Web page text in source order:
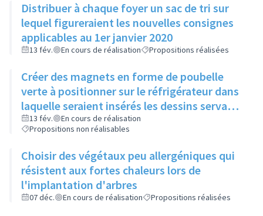
Distribuer à chaque foyer un sac de tri sur
lequel figureraient les nouvelles consignes
applicables au 1er janvier 2020
13 fév. En cours de réalisation Propositions réalisées
Créer des magnets en forme de poubelle
verte à positionner sur le réfrigérateur dans
laquelle seraient insérés les dessins servant
de consignes pour le tri
13 fév.
En cours de réalisation
Propositions non réalisables
Choisir des végétaux peu allergéniques qui
résistent aux fortes chaleurs lors de
l'implantation d'arbres
07 déc. En cours de réalisation Propositions réalisées